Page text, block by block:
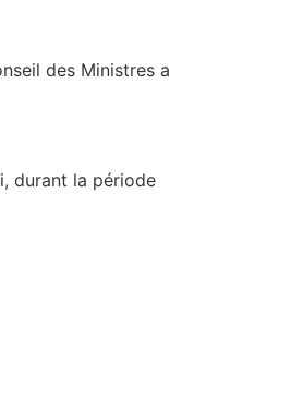
des Ministres a
durant la période